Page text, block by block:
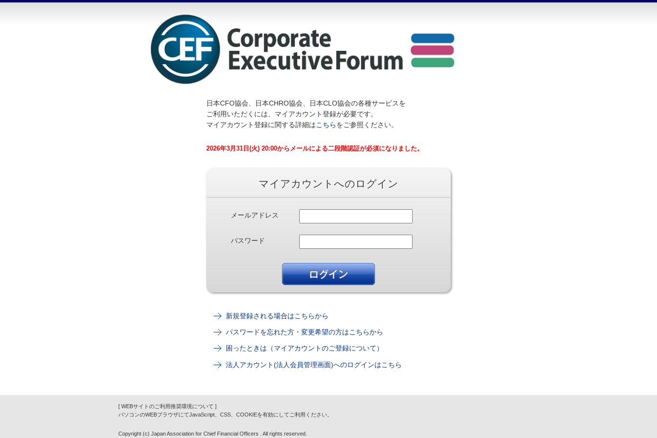
日本CFO協会、日本CHRO協会、日本CLO協会の各種サービスを
ご利用いただくには、マイアカウント登録が必要です。
マイアカウント登録に関する詳細はこちらをご参照ください。
2026年3月31日(火) 20:00からメールによる二段階認証が必須になりました。
マイアカウントへのログイン
メールアドレス
パスワード
新規登録される場合はこちらから
パスワードを忘れた方・変更希望の方はこちらから
困ったときは（マイアカウントのご登録について）
法人アカウント(法人会員管理画面)へのログインはこちら
[ WEBサイトのご利用推奨環境について ]
パソコンのWEBブラウザにてJavaScript、CSS、COOKIEを有効にしてご利用ください。
Copyright (c) Japan Association for Chief Financial Officers . All rights reserved.